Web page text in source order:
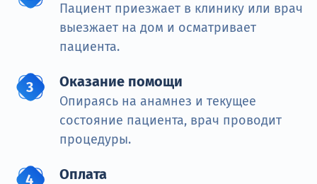
Пациент приезжает в клинику или врач
выезжает на дом и осматривает
пациента.
Оказание помощи
Опираясь на анамнез и текущее
состояние пациента, врач проводит
процедуры.
Оплата